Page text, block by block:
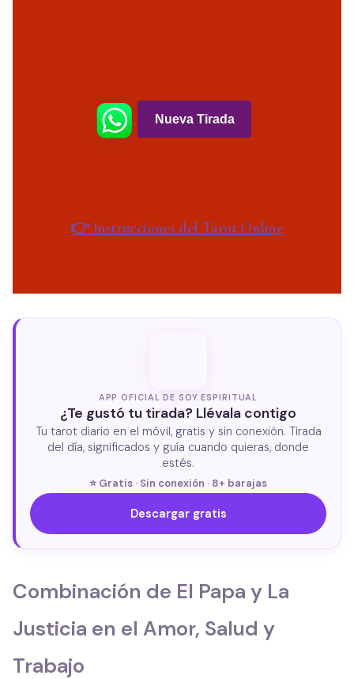
Nueva Tirada
👉 Instrucciones del Tarot Online
APP OFICIAL DE SOY ESPIRITUAL
¿Te gustó tu tirada? Llévala contigo
Tu tarot diario en el móvil, gratis y sin conexión. Tirada
del día, significados y guía cuando quieras, donde
estés.
⭐ Gratis · Sin conexión · 8+ barajas
Descargar gratis
Combinación de El Papa y La
Justicia en el Amor, Salud y
Trabajo